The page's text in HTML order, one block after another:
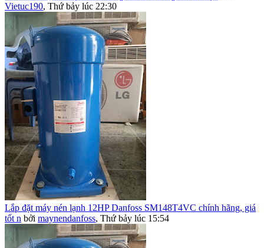
Vietuc190, Thứ bảy lúc 22:30
Lắp đặt máy nén lạnh 12HP Danfoss SM148T4VC chính hãng, giá
tốt n bởi maynendanfoss, Thứ bảy lúc 15:54